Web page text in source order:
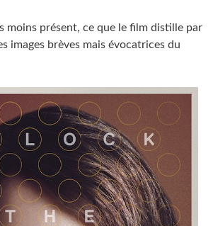
moins présent, ce que le film distille par
images brèves mais évocatrices du